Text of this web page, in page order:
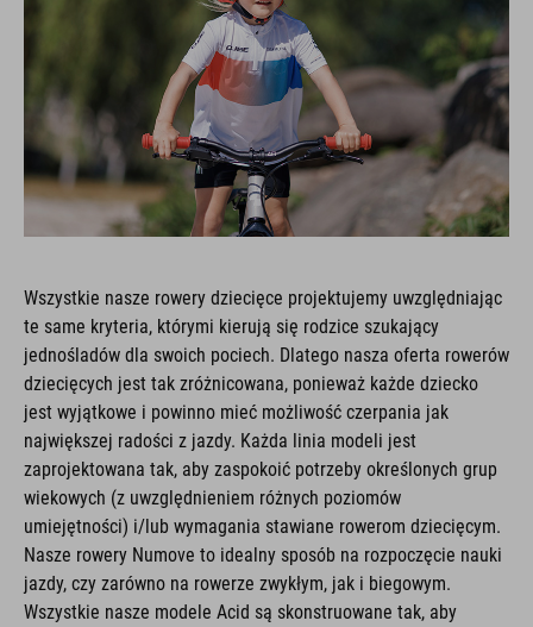
Wszystkie nasze rowery dziecięce projektujemy uwzględniając
te same kryteria, którymi kierują się rodzice szukający
jednośladów dla swoich pociech. Dlatego nasza oferta rowerów
dziecięcych jest tak zróżnicowana, ponieważ każde dziecko
jest wyjątkowe i powinno mieć możliwość czerpania jak
największej radości z jazdy. Każda linia modeli jest
zaprojektowana tak, aby zaspokoić potrzeby określonych grup
wiekowych (z uwzględnieniem różnych poziomów
umiejętności) i/lub wymagania stawiane rowerom dziecięcym.
Nasze rowery Numove to idealny sposób na rozpoczęcie nauki
jazdy, czy zarówno na rowerze zwykłym, jak i biegowym.
Wszystkie nasze modele Acid są skonstruowane tak, aby